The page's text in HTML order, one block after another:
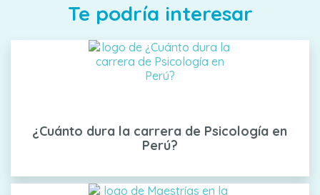
Te podría interesar
¿Cuánto dura la carrera de Psicología en
Perú?